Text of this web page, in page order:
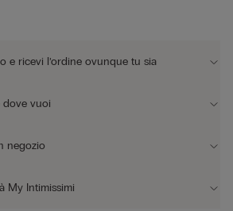
e ricevi l’ordine ovunque tu sia
dove vuoi
negozio
My Intimissimi